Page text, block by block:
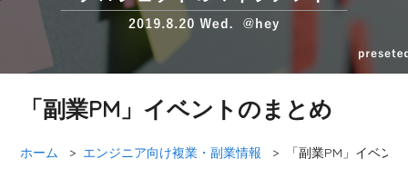
「副業PM」イベントのまとめ
ホーム > エンジニア向け複業・副業情報 > 「副業PM」イベン